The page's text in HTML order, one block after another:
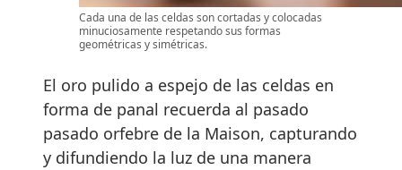
Cada una de las celdas son cortadas y colocadas
minuciosamente respetando sus formas
geométricas y simétricas.
El oro pulido a espejo de las celdas en
forma de panal recuerda al pasado
pasado orfebre de la Maison, capturando
y difundiendo la luz de una manera